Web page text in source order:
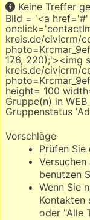
Keine Treffer
Bild = '<a href='#'
kreis.de/civicrm/
176, 220);'><img
kreis.de/civicrm/
height= 100
Gruppe(n) in
Gruppenstatus
Vorschläge
Prüfen Sie
benutzen
Wenn Sie
Kontakten
oder "Alle